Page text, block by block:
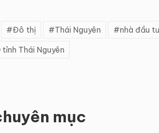
Đô thị Thái Nguyên nhà đầu tư
tỉnh Thái Nguyên
mục